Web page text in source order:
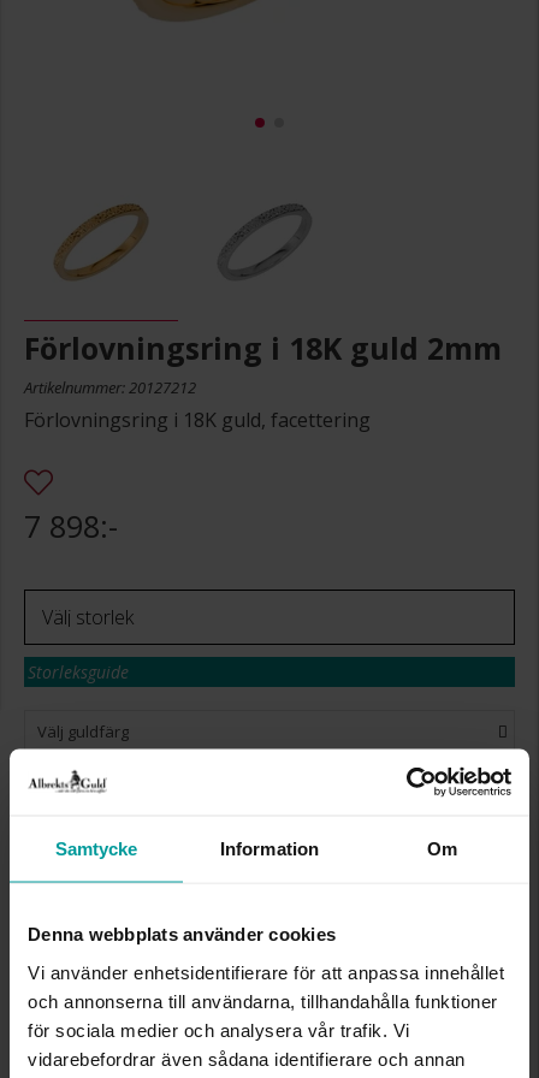
Samtycke Information Om
Denna webbplats använder cookies
Vi använder enhetsidentifierare för att anpassa innehållet
och annonserna till användarna, tillhandahålla funktioner
för sociala medier och analysera vår trafik. Vi
vidarebefordrar även sådana identifierare och annan
Förlovningsring i 18K guld 2mm
Artikelnummer: 20127212
Förlovningsring i 18K guld, facettering
7 898:-
Storleksguide
Välj guldfärg
GRAVYR
Se köpvillkor för beställningsvaror.
VÄLJ STORLEK FÖR ATT LÄGGA I
VARUKORGEN